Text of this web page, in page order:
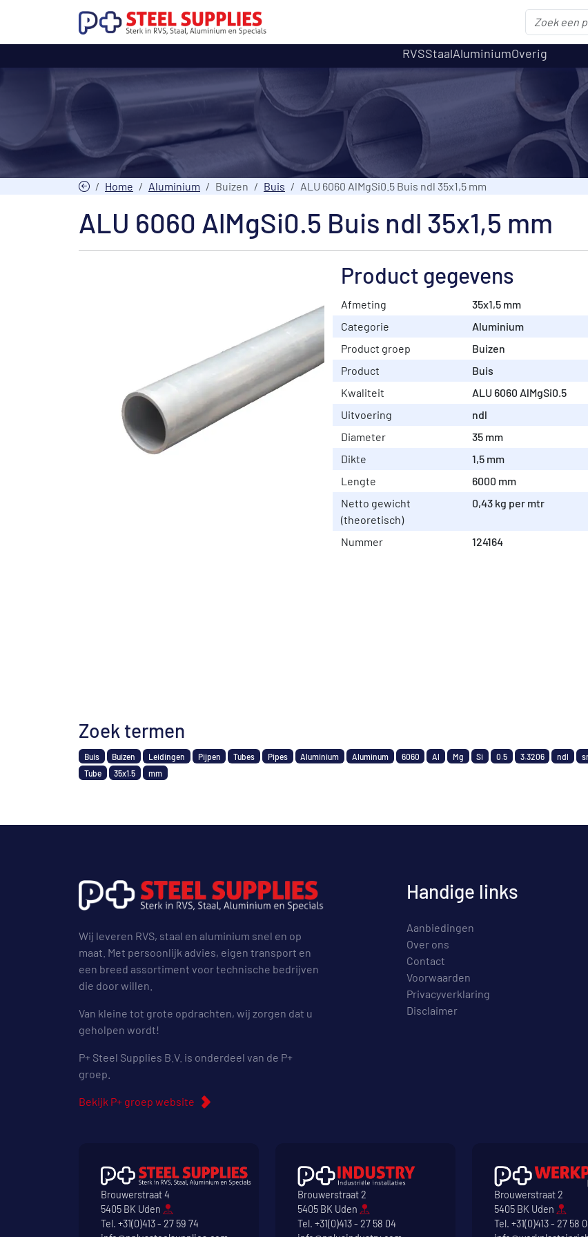
RVSStaalAluminiumOverig
Home Aluminium Buizen Buis ALU 6060 AlMgSi0.5 Buis ndl 35x1,5 mm
ALU 6060 AlMgSi0.5 Buis ndl 35x1,5 mm
Product gegevens
Afmeting
35x1,5 mm
Categorie
Aluminium
Product groep
Buizen
Product
Buis
Kwaliteit
ALU 6060 AlMgSi0.5
Uitvoering
ndl
Diameter
35 mm
Dikte
1,5 mm
Lengte
6000 mm
Netto gewicht
(theoretisch)
0,43 kg per mtr
Nummer 124164
Zoek termen
Buis Buizen Leidingen Pijpen Tubes Pipes Aluminium Aluminum 6060 Al Mg Si 0.5 3.3206 ndl
Tube
35x1.5 mm
Wij leveren RVS, staal en aluminium snel en op
maat. Met persoonlijk advies, eigen transport en
een breed assortiment voor technische bedrijven
die door willen.
Van kleine tot grote opdrachten, wij zorgen dat u
geholpen wordt!
P+ Steel Supplies B.V. is onderdeel van de P+
groep.
Bekijk P+ groep website
Handige links
Aanbiedingen
Over ons
Contact
Voorwaarden
Privacyverklaring
Disclaimer
Brouwerstraat 4
5405 BK Uden
Tel. +31(0)413 - 27 59 74
Brouwerstraat 2
5405 BK Uden
Tel. +31(0)413 - 27 58 04
Brouwerstraat 2
5405 BK Uden
Tel. +31(0)413 - 27 58